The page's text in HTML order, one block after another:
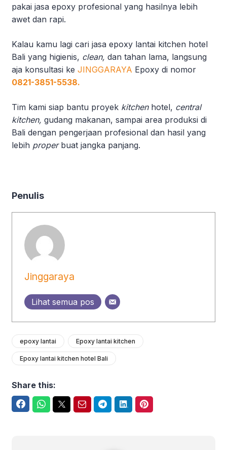
pakai jasa epoxy profesional yang hasilnya lebih
awet dan rapi.
Kalau kamu lagi cari jasa epoxy lantai kitchen hotel
Bali yang higienis, clean, dan tahan lama, langsung
aja konsultasi ke JINGGARAYA Epoxy di nomor
0821-3851-5538.
Tim kami siap bantu proyek kitchenhotel, central
kitchen, gudang makanan, sampai area produksi di
Bali dengan pengerjaan profesional dan hasil yang
lebih properbuat jangka panjang.
Penulis
Jinggaraya
Lihat semua pos
epoxy lantai Epoxy lantai kitchen
Epoxy lantai kitchen hotel Bali
Share this: